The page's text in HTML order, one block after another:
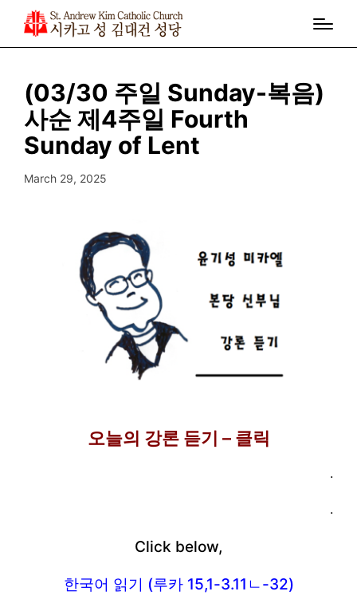
(03/30 주일 Sunday-복음)
사순 제4주일 Fourth
Sunday of Lent
March 29, 2025
오늘의 강론 듣기 – 클릭
.
.
Click below,
한국어 읽기 (루카 15,1-3.11ㄴ-32)